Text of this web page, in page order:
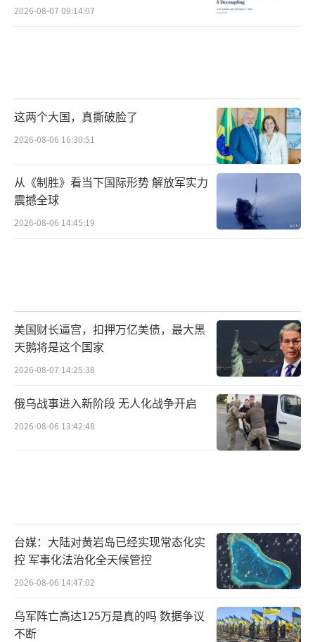
2026-08-07 09:14:07
这两个大国，真撕破脸了
2026-08-06 16:30:51
从《制胜》看当下国际形势 解放军实力
震撼全球
2026-08-06 14:45:19
美国财长逼宫，扣押万亿美债，最大黑
天鹅将是这个国家
2026-08-07 14:25:38
俄乌战事进入新阶段 无人化战争开启
2026-08-06 13:42:48
台媒：大陆对黄岩岛已经实现常态化实
控 军事化法治化全天候管控
2026-08-06 14:47:02
乌军阵亡高达125万是真的吗 数据争议
不断